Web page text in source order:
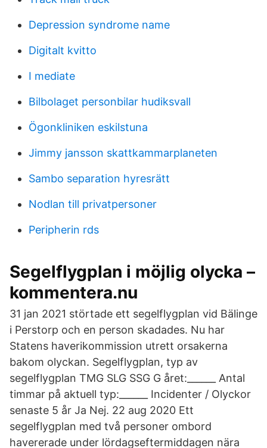
Depression syndrome name
Digitalt kvitto
I mediate
Bilbolaget personbilar hudiksvall
Ögonkliniken eskilstuna
Jimmy jansson skattkammarplaneten
Sambo separation hyresrätt
Nodlan till privatpersoner
Peripherin rds
Segelflygplan i möjlig olycka –
kommentera.nu
31 jan 2021 störtade ett segelflygplan vid Bälinge
i Perstorp och en person skadades. Nu har
Statens haverikommission utrett orsakerna
bakom olyckan. Segelflygplan, typ av
segelflygplan TMG SLG SSG G året:______ Antal
timmar på aktuell typ:______ Incidenter / Olyckor
senaste 5 år Ja Nej. 22 aug 2020 Ett
segelflygplan med två personer ombord
havererade under lördagseftermiddagen nära